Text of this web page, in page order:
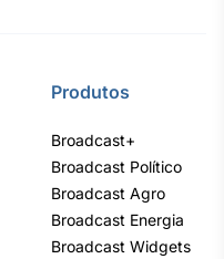
Produtos
Broadcast+
Broadcast Político
Broadcast Agro
Broadcast Energia
Broadcast Widgets